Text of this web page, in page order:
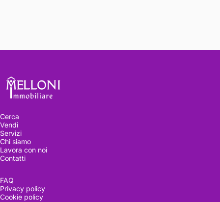
Visitala
Melloni immobiliare
Cerca
Vendi
Servizi
Chi siamo
Lavora con noi
Contatti
FAQ
Privacy policy
Cookie policy